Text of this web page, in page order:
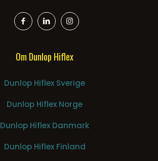
Om Dunlop Hiflex
Dunlop Hiflex Sverige
Dunlop Hiflex Norge
Dunlop Hiflex Danmark
Dunlop Hiflex Finland